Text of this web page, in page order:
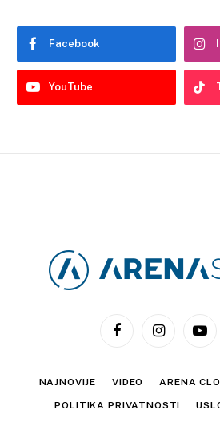
Facebook
YouTube
FacebookInstagram
NAJNOVIJE VIDEO ARENA
POLITIKA PRIVATNOSTI